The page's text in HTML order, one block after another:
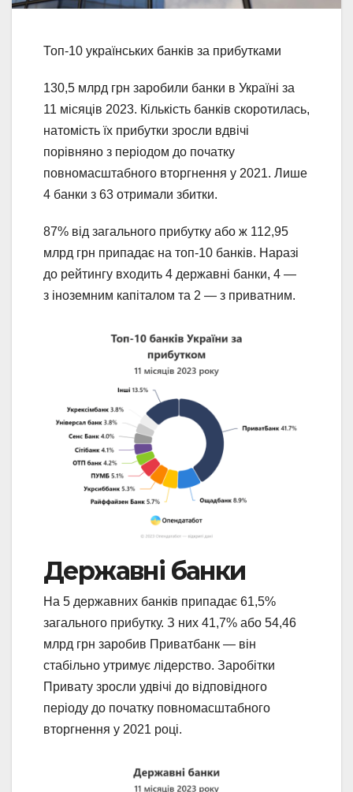
Топ-10 українських банків за прибутками
130,5 млрд грн заробили банки в Україні за
11 місяців 2023. Кількість банків скоротилась,
натомість їх прибутки зросли вдвічі
порівняно з періодом до початку
повномасштабного вторгнення у 2021. Лише
4 банки з 63 отримали збитки.
87% від загального прибутку або ж 112,95
млрд грн припадає на топ-10 банків. Наразі
до рейтингу входить 4 державні банки, 4 —
з іноземним капіталом та 2 — з приватним.
Державні банки
На 5 державних банків припадає 61,5%
загального прибутку. З них 41,7% або 54,46
млрд грн заробив Приватбанк — він
стабільно утримує лідерство. Заробітки
Привату зросли удвічі до відповідного
періоду до початку повномасштабного
вторгнення у 2021 році.